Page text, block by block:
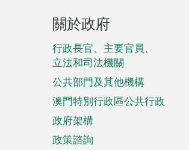
頁
腳
菜
單
關於政府
行政長官、主要官員、
立法和司法機關
公共部門及其他機構
澳門特別行政區公共行政
政府架構
政策諮詢